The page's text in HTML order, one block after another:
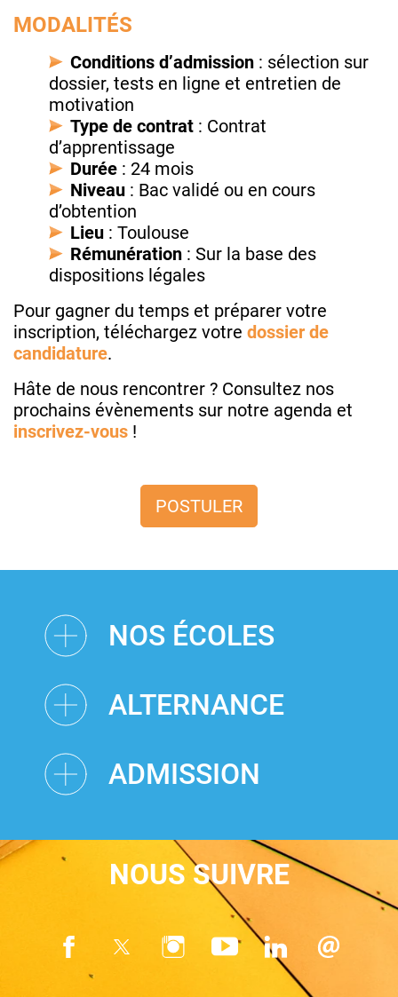
MODALITÉS
Conditions d’admission : sélection sur
dossier, tests en ligne et entretien de
motivation
Type de contrat : Contrat
d’apprentissage
Durée : 24 mois
Niveau : Bac validé ou en cours
d’obtention
Lieu : Toulouse
Rémunération : Sur la base des
dispositions légales
Pour gagner du temps et préparer votre
inscription, téléchargez votre dossier de
candidature.
Hâte de nous rencontrer ? Consultez nos
prochains évènements sur notre agenda et
inscrivez-vous !
POSTULER
NOS ÉCOLES
ALTERNANCE
ADMISSION
NOUS SUIVRE